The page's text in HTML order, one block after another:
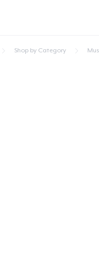
Shop by Category